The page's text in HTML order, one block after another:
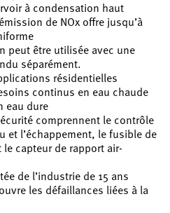
à condensation haut
de NOx offre jusqu’à
peut être utilisée avec une
séparément.
résidentielles
continus en eau chaude
eau dure
comprennent le contrôle
et l’échappement, le fusible de
capteur de rapport air-
de l’industrie de 15 ans
les défaillances liées à la